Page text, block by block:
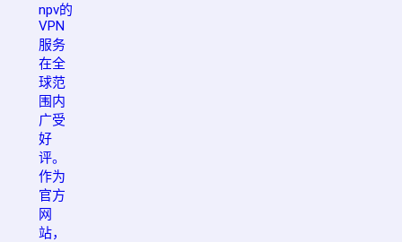
npv的
VPN
服务
在全
球范
围内
广受
好
评。
作为
官方
网
站，